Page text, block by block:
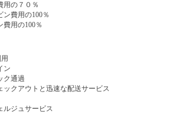
の７０％
費用の100％
用の100％
ン
ク通過
クアウトと迅速な配送サービス
ルジュサービス